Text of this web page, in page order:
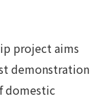
project aims
demonstration
domestic